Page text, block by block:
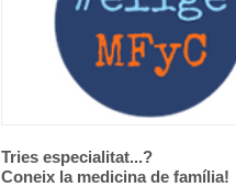
Tries especialitat...?
Coneix la medicina de família!